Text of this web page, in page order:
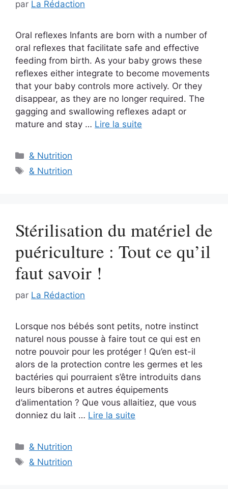
par La Rédaction
Oral reflexes Infants are born with a number of
oral reflexes that facilitate safe and effective
feeding from birth. As your baby grows these
reflexes either integrate to become movements
that your baby controls more actively. Or they
disappear, as they are no longer required. The
gagging and swallowing reflexes adapt or
mature and stay … Lire la suite
Catégories
& Nutrition
Étiquettes
& Nutrition
Stérilisation du matériel de
puériculture : Tout ce qu’il
faut savoir !
par La Rédaction
Lorsque nos bébés sont petits, notre instinct
naturel nous pousse à faire tout ce qui est en
notre pouvoir pour les protéger ! Qu’en est-il
alors de la protection contre les germes et les
bactéries qui pourraient s’être introduits dans
leurs biberons et autres équipements
d’alimentation ? Que vous allaitiez, que vous
donniez du lait … Lire la suite
Catégories
& Nutrition
Étiquettes
& Nutrition